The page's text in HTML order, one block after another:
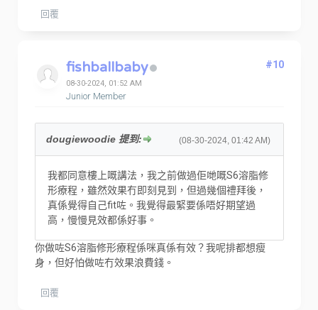
回覆
fishballbaby
08-30-2024, 01:52 AM
Junior Member
#10
(08-30-2024, 01:42 AM)
dougiewoodie 提到:
我都同意樓上嘅講法，我之前做過佢哋嘅S6溶脂修
形療程，雖然效果冇即刻見到，但過幾個禮拜後，
真係覺得自己fit咗。我覺得最緊要係唔好期望過
高，慢慢見效都係好事。
你做咗S6溶脂修形療程係咪真係有效？我呢排都想瘦
身，但好怕做咗冇效果浪費錢。
回覆